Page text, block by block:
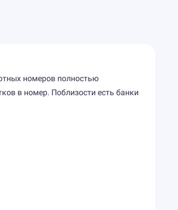
номеров полностью
в номер. Поблизости есть банки